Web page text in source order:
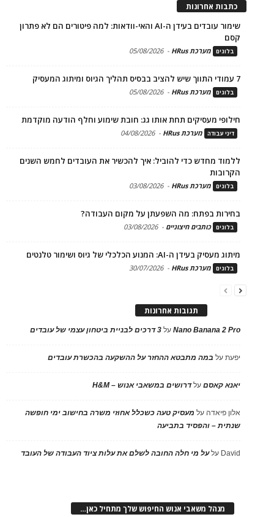
כתבות אחרונות
שימור עובדים בעידן ה-AI והאי-וודאות: למה פיטורים הם לא פתרון
קסם
בלוגים מערכת HRus -
05/08/2026
7 עמודי התווך שיש להציב בבסיס תהליך הגיוס ומיתוג המעסיק
בלוגים מערכת HRus -
05/08/2026
חילופי מעסיקים תחת אותו גג: חובת שימוע וחלף הודעה מוקדמת
דיני עבודה מערכת HRus -
04/08/2026
ללמוד מחדש כדי להוביל: איך להכשיר את העובדים לחמש השנים
הקרובות
בלוגים מערכת HRus -
03/08/2026
בחירות בפתח: מה השפעתן על מקום העבודה?
בלוגים כותבים חיצוניים -
03/08/2026
מיתוג מעסיק בעידן ה-AI: המנוע הכלכלי של גיוס ושימור טלנטים
בלוגים מערכת HRus -
30/07/2026
תגובות אחרונות
Nano Banana 2 Proעל 3 דרכים לבניית ביטחון עצמי של עובדים
יפעתעל במה מתבטא ההחזר על ההשקעה בהכשרת עובדים
יאנא קאסםעלדרושים במשאבי אנוש – H&M
אלון פיאדה על מעסיק טעה כשכלל אחוזי משרה בחישוב ימי חופשה
שנתית – והפסיד בתביעה
David עלעל מי חלה החובה לשלם את עלות ציוד העבודה של העובד
מנהל משאבי אנוש החיפוש שלך מתחיל כאן…